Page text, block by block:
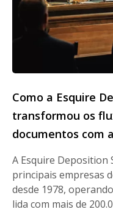
Como a Esquire
transformou os
documentos com
A Esquire Deposition
principais empresas
desde 1978,
lida com mais de